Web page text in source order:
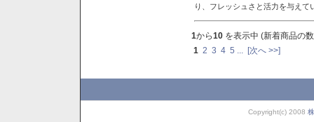
り、フレッシュさと活力を与え
1から10 を表示中 (新着商品の
1 2 3 4 5 [次へ >>]
Copyright(c) 2008